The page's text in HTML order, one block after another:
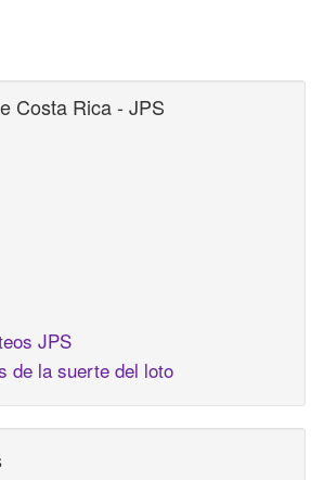
Costa Rica - JPS
JPS
de la suerte del loto